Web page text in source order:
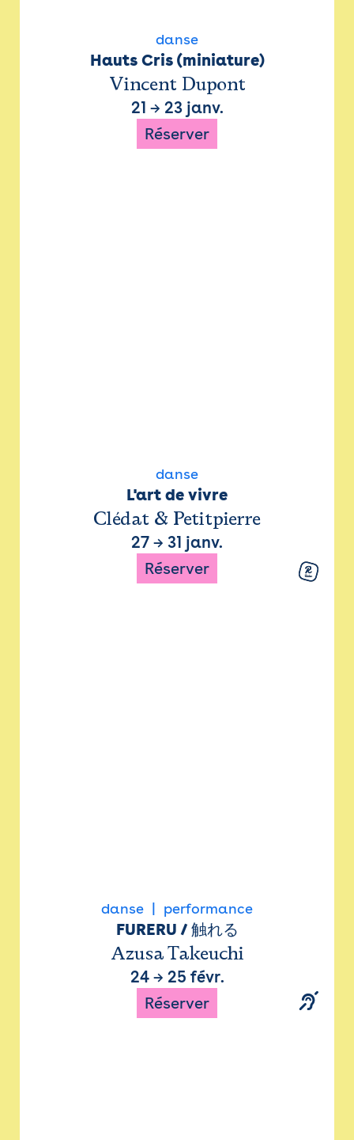
danse
Hauts Cris (miniature)
Vincent Dupont
21 → 23 janv.
Réserver
danse
L'art de vivre
Clédat & Petitpierre
27 → 31 janv.
Réserver
danse performance
FURERU / 触れる
Azusa Takeuchi
24→ 25 févr.
Réserver